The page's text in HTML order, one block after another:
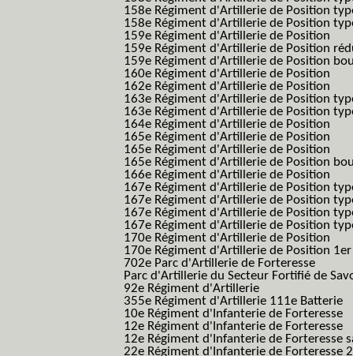
158e Régiment d'Artillerie de Position
158e Régiment d'Artillerie de Position
159e Régiment d'Artillerie de Position
159e Régiment d'Artillerie de Position
159e Régiment d'Artillerie de Position
160e Régiment d'Artillerie de Position
162e Régiment d'Artillerie de Position
163e Régiment d'Artillerie de Position
163e Régiment d'Artillerie de Position
164e Régiment d'Artillerie de Position
165e Régiment d'Artillerie de Position
165e Régiment d'Artillerie de Position
165e Régiment d'Artillerie de Position
166e Régiment d'Artillerie de Position
167e Régiment d'Artillerie de Position
167e Régiment d'Artillerie de Position
167e Régiment d'Artillerie de Position
167e Régiment d'Artillerie de Position
170e Régiment d'Artillerie de Position
170e Régiment d'Artillerie de Position
702e Parc d'Artillerie de Forteresse
Parc d'Artillerie du Secteur Fortifié de
92e Régiment d'Artillerie
355e Régiment d'Artillerie 111e Batterie
10e Régiment d'Infanterie de Forteresse
12e Régiment d'Infanterie de Forteresse
12e Régiment d'Infanterie de Forteresse
22e Régiment d'Infanterie de Forteresse